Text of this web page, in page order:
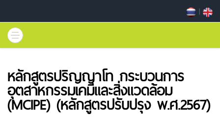
|
หลักสูตรปริญญาโท กระบวนการ
อุตสาหกรรมเคมีและสิ่งแวดล้อม
(MCIPE) (หลักสูตรปรับปรุง พ.ศ.2567)